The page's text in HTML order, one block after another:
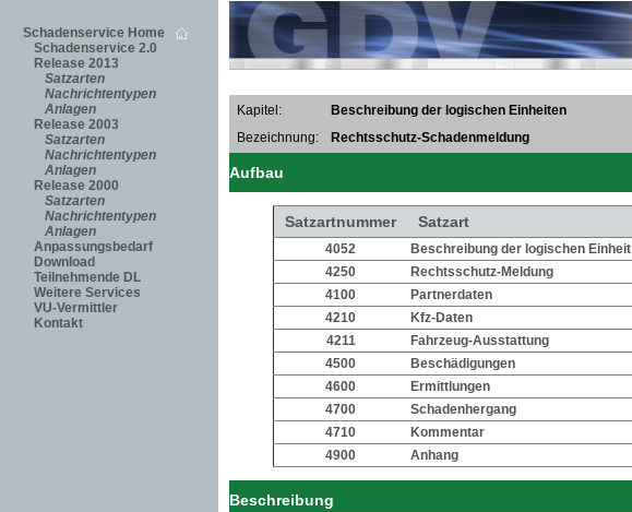
Schadenservice Home
Schadenservice 2.0
Release 2013
Satzarten
Nachrichtentypen
Anlagen
Release 2003
Satzarten
Nachrichtentypen
Anlagen
Release 2000
Satzarten
Nachrichtentypen
Anlagen
Anpassungsbedarf
Download
Teilnehmende DL
Weitere Services
VU-Vermittler
Kontakt
Kapitel: Beschreibung der logischen Einheiten
Bezeichnung:
Rechtsschutz-Schadenmeldung
Aufbau
Satzartnummer Satzart
4052 Beschreibung der logischen Einheit
4250
Rechtsschutz-Meldung
4100
Partnerdaten
4210
Kfz-Daten
4211
Fahrzeug-Ausstattung
4500
Beschädigungen
4600
Ermittlungen
4700
Schadenhergang
4710
Kommentar
4900
Anhang
Beschreibung